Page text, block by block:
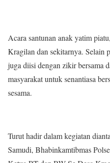
Acara santunan anak yatim
Kragilan dan sekitarnya. Selain
juga diisi dengan zikir bersama
masyarakat untuk senantiasa
sesama.
Turut hadir dalam kegiatan
Samudi, Bhabinkamtibmas